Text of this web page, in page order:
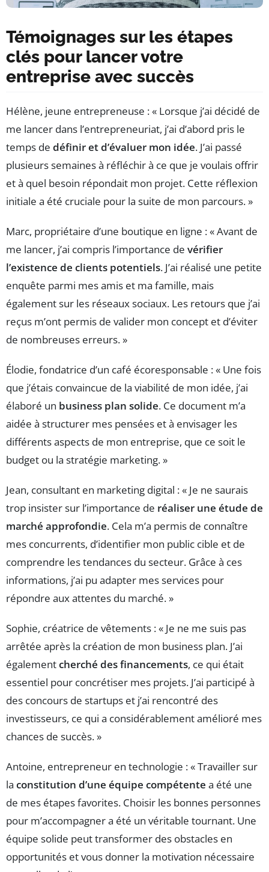
Témoignages sur les étapes
clés pour lancer votre
entreprise avec succès
Hélène, jeune entrepreneuse : « Lorsque j’ai décidé de
me lancer dans l’entrepreneuriat, j’ai d’abord pris le
temps de définir et d’évaluer mon idée. J’ai passé
plusieurs semaines à réfléchir à ce que je voulais offrir
et à quel besoin répondait mon projet. Cette réflexion
initiale a été cruciale pour la suite de mon parcours. »
Marc, propriétaire d’une boutique en ligne : « Avant de
me lancer, j’ai compris l’importance de vérifier
l’existence de clients potentiels. J’ai réalisé une petite
enquête parmi mes amis et ma famille, mais
également sur les réseaux sociaux. Les retours que j’ai
reçus m’ont permis de valider mon concept et d’éviter
de nombreuses erreurs. »
Élodie, fondatrice d’un café écoresponsable : « Une fois
que j’étais convaincue de la viabilité de mon idée, j’ai
élaboré un business plan solide. Ce document m’a
aidée à structurer mes pensées et à envisager les
différents aspects de mon entreprise, que ce soit le
budget ou la stratégie marketing. »
Jean, consultant en marketing digital : « Je ne saurais
trop insister sur l’importance de réaliser une étude de
marché approfondie. Cela m’a permis de connaître
mes concurrents, d’identifier mon public cible et de
comprendre les tendances du secteur. Grâce à ces
informations, j’ai pu adapter mes services pour
répondre aux attentes du marché. »
Sophie, créatrice de vêtements : « Je ne me suis pas
arrêtée après la création de mon business plan. J’ai
égalementcherché des financements, ce qui était
essentiel pour concrétiser mes projets. J’ai participé à
des concours de startups et j’ai rencontré des
investisseurs, ce qui a considérablement amélioré mes
chances de succès. »
Antoine, entrepreneur en technologie : « Travailler sur
la constitution d’une équipe compétente a été une
de mes étapes favorites. Choisir les bonnes personnes
pour m’accompagner a été un véritable tournant. Une
équipe solide peut transformer des obstacles en
opportunités et vous donner la motivation nécessaire